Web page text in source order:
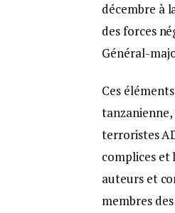
décembre à
des forces
Général-
Ces
tanzanienne,
terroristes
complices et
auteurs et
membres